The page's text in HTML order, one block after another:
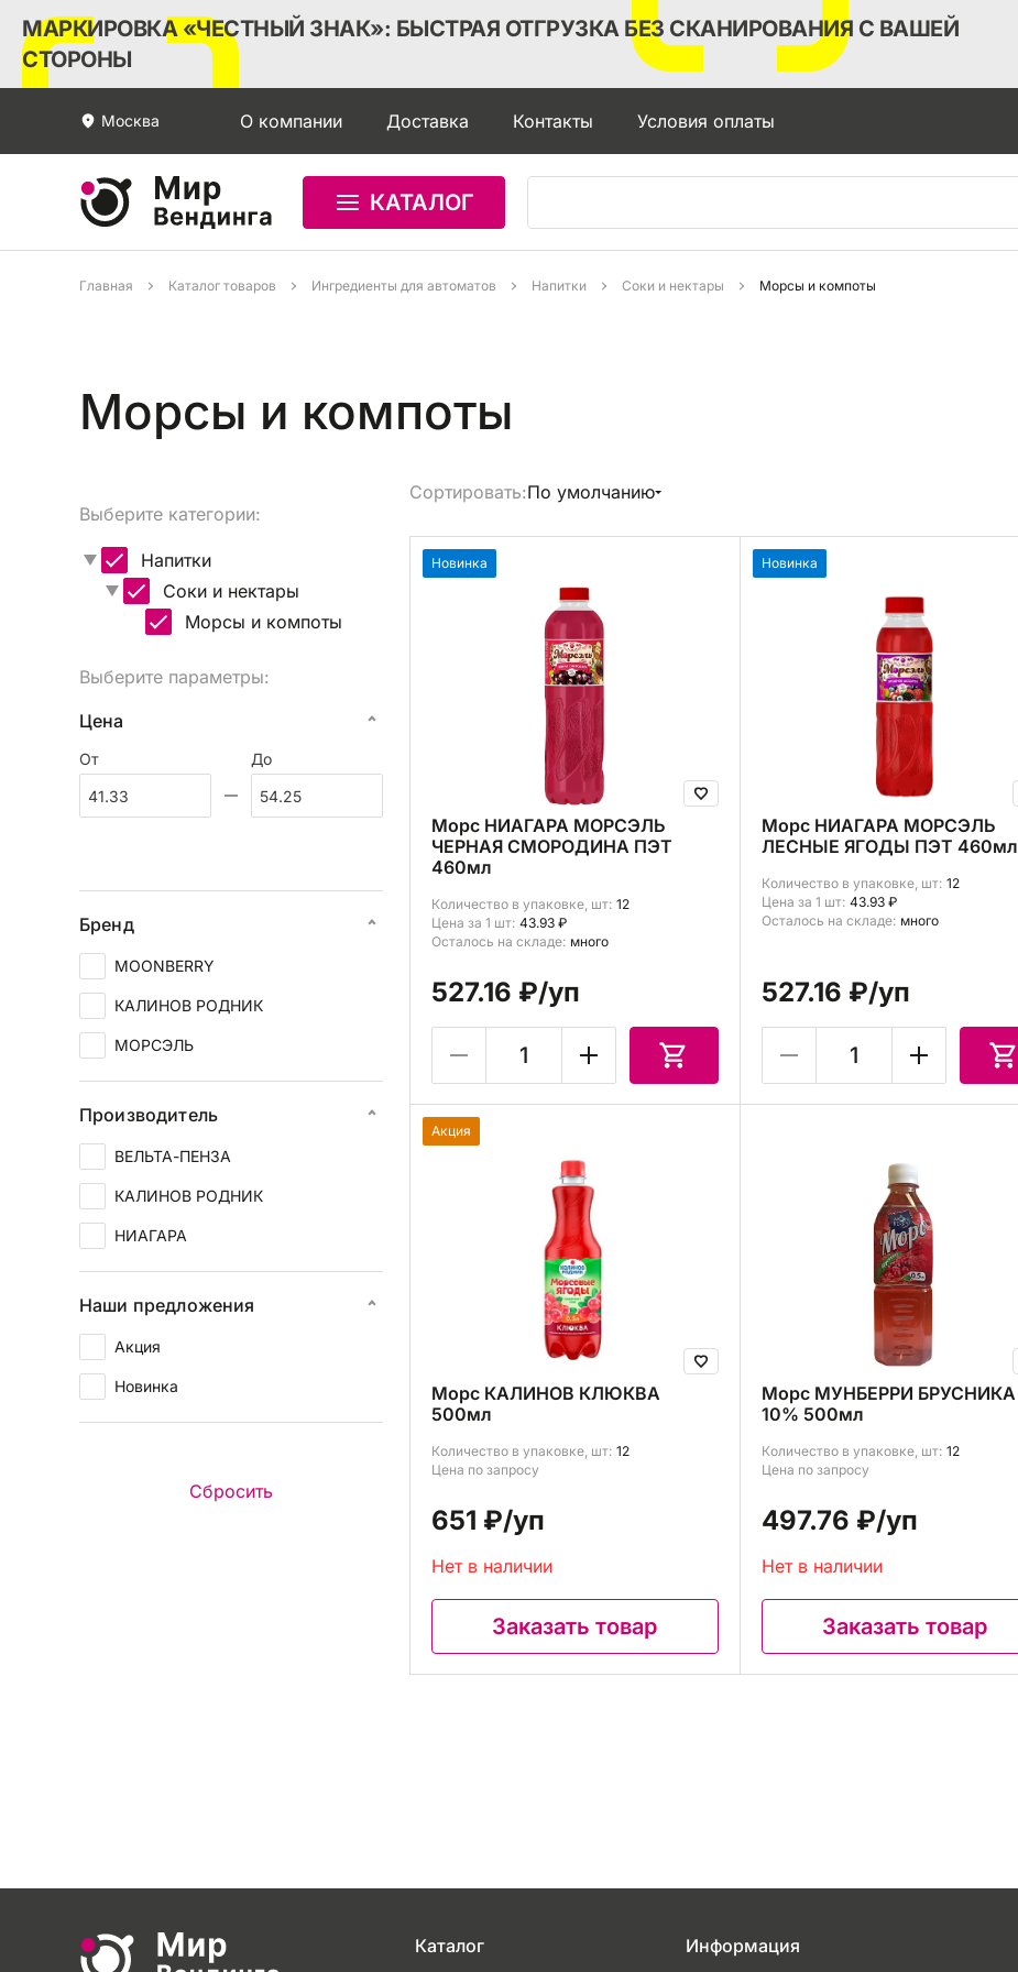
МАРКИРОВКА «ЧЕСТНЫЙ ЗНАК»: БЫСТРАЯ ОТГРУЗКА БЕЗ СКАНИРОВАНИЯ С ВАШЕЙ
СТОРОНЫ
Москва О компании Доставка Контакты Условия оплаты
КАТАЛОГ
Главная Каталог товаров Ингредиенты для автоматов Напитки Соки и нектары Морсы и компоты
Морсы и компоты
Выберите категории:
Напитки
Соки и нектары
Морсы и компоты
Выберите параметры:
Цена
От До
Бренд
MOONBERRY
КАЛИНОВ РОДНИК
МОРСЭЛЬ
Производитель
ВЕЛЬТА-ПЕНЗА
КАЛИНОВ РОДНИК
НИАГАРА
Наши предложения
Акция
Новинка
Сортировать:По умолчанию
Новинка
Морс НИАГАРА МОРСЭЛЬ
ЧЕРНАЯ СМОРОДИНА ПЭТ
460мл
Количество в упаковке, шт: 12
Цена за 1 шт: 43.93 ₽
Осталось на складе: много
527.16 ₽/уп
Новинка
Морс НИАГАРА МОРСЭЛЬ
ЛЕСНЫЕ ЯГОДЫ ПЭТ 460мл
Количество в упаковке, шт: 12
Цена за 1 шт: 43.93 ₽
Осталось на складе: много
527.16 ₽/уп
Акция
Морс КАЛИНОВ КЛЮКВА
500мл
Количество в упаковке, шт: 12
Цена по запросу
651 ₽/уп
Нет в наличии
Заказать товар
Морс МУНБЕРРИ БРУСНИКА
10% 500мл
Количество в упаковке, шт: 12
Цена по запросу
497.76 ₽/уп
Нет в наличии
Заказать товар
Каталог Информация